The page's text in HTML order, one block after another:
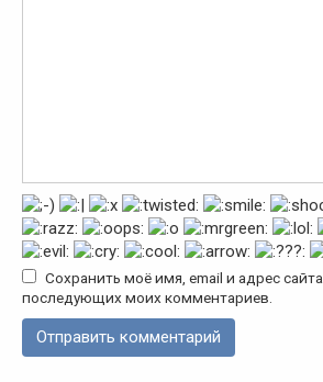
Сохранить моё имя, email и адрес
последующих моих комментариев.